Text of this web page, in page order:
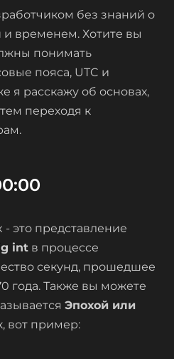
без знаний о
и временем. Хотите вы
понимать
пояса, UTC и
я расскажу об основах,
переходя к
это представление
int в процессе
секунд, прошедшее
года. Также вы можете
Эпохой или
вот пример: